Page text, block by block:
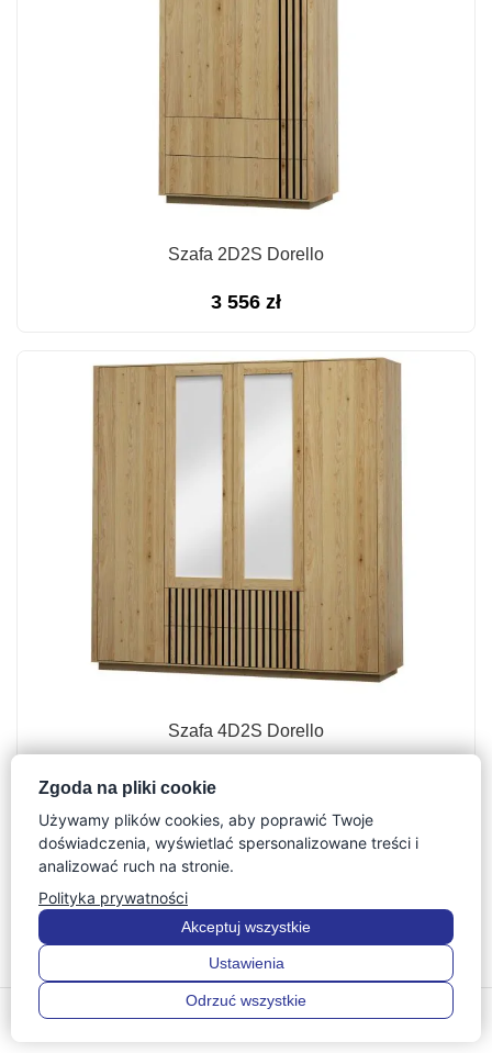
Szafa 2D2S Dorello
3 556 zł
Szafa 4D2S Dorello
5 586
Zgoda na pliki cookie
Używamy plików cookies, aby poprawić Twoje
doświadczenia, wyświetlać spersonalizowane treści i
analizować ruch na stronie.
Polityka prywatności
Ustawienia
Odrzuć wszystkie
Akceptuj wszystkie